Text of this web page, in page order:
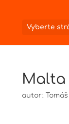
Vyberte
Malta
autor: